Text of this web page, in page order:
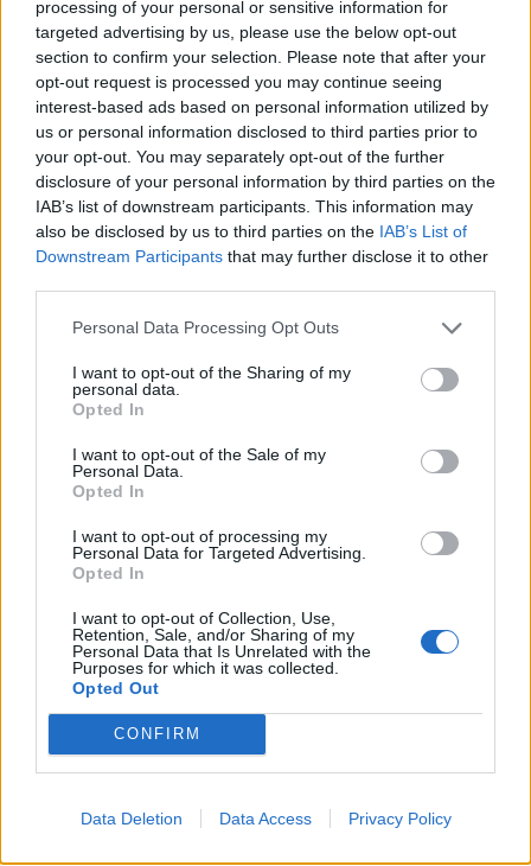
processing of your personal or sensitive information for
targeted advertising by us, please use the below opt-out
section to confirm your selection. Please note that after your
opt-out request is processed you may continue seeing
interest-based ads based on personal information utilized by
us or personal information disclosed to third parties prior to
your opt-out. You may separately opt-out of the further
disclosure of your personal information by third parties on the
IAB’s list of downstream participants. This information may
also be disclosed by us to third parties on the IAB’s List of
Downstream Participants that may further disclose it to other
Personal Data Processing Opt Outs
I want to opt-out of the Sharing of my
personal data.
Opted In
I want to opt-out of the Sale of my
Personal Data.
Opted In
I want to opt-out of processing my
Personal Data for Targeted Advertising.
Opted In
I want to opt-out of Collection, Use,
Retention, Sale, and/or Sharing of my
Personal Data that Is Unrelated with the
Purposes for which it was collected.
Opted Out
CONFIRM
Data Deletion Data Access Privacy Policy
οι ΗΠΑ – Αναμονή για
αριθμό, εκδόσεις και
κατάσταση οχημάτων
θα είναι από
πλοία που
ποτέ
ΔΙΑΦΗΜΙΣΗ
ΣΧΕΤΙΚΑ ΑΡΘΡΑ